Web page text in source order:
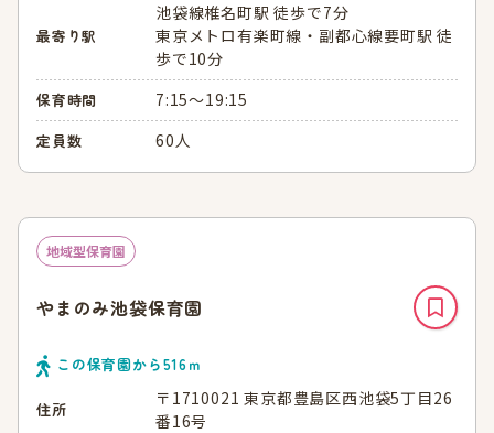
最寄り駅
池袋線椎名町駅 徒歩で7分
東京メトロ有楽町線・副都心線要町駅 徒
歩で10分
保育時間 7:15～19:15
定員数 60人
地域型保育園
やまのみ池袋保育園
この保育園から516ｍ
住所
〒1710021 東京都豊島区西池袋5丁目26
番16号